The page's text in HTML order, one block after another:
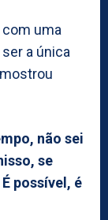
uma
a única
não sei
se
possível, é